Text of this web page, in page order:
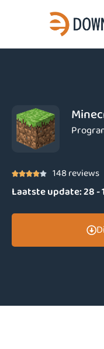
 148 reviews
Laatste update:28 -